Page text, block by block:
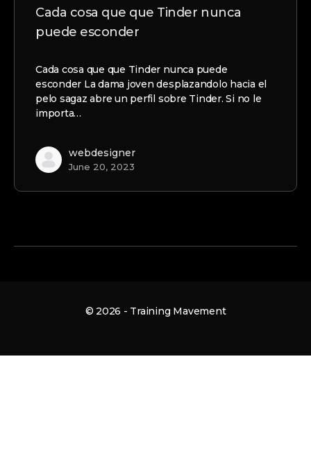
Cada cosa que que Tinder nunca
puede esconder
Cada cosa que que Tinder nunca puede
esconder La dama joven desplazandolo hacia el
pelo sagaz abre un perfil sobre Tinder. Si no le
importa…
webdesigner
June 20, 2023
© 2026 - Training Mavement